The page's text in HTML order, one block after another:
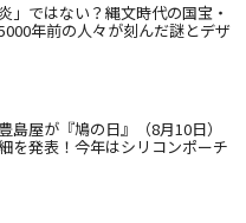
」ではない？縄文時代の国宝・
年前の人々が刻んだ謎とデザ
島屋が『鳩の日』（8月10日）
を発表！今年はシリコンポーチ